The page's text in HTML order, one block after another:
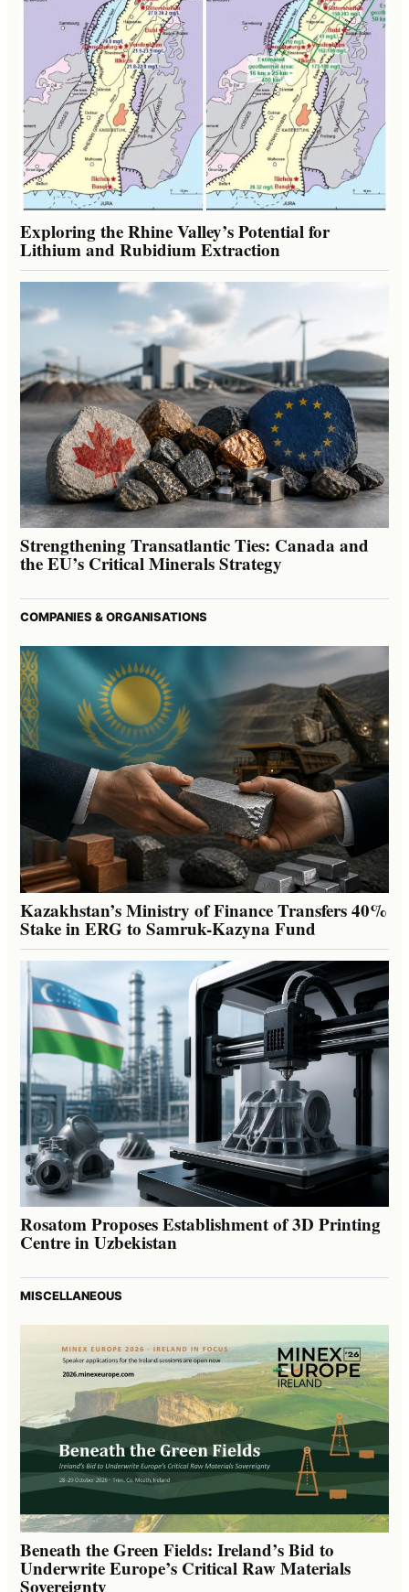
Exploring the Rhine Valley’s Potential for
Lithium and Rubidium Extraction
Strengthening Transatlantic Ties: Canada and
the EU’s Critical Minerals Strategy
COMPANIES & ORGANISATIONS
Kazakhstan’s Ministry of Finance Transfers 40%
Stake in ERG to Samruk-Kazyna Fund
Rosatom Proposes Establishment of 3D Printing
Centre in Uzbekistan
MISCELLANEOUS
Beneath the Green Fields: Ireland’s Bid to
Underwrite Europe’s Critical Raw Materials
Sovereignty